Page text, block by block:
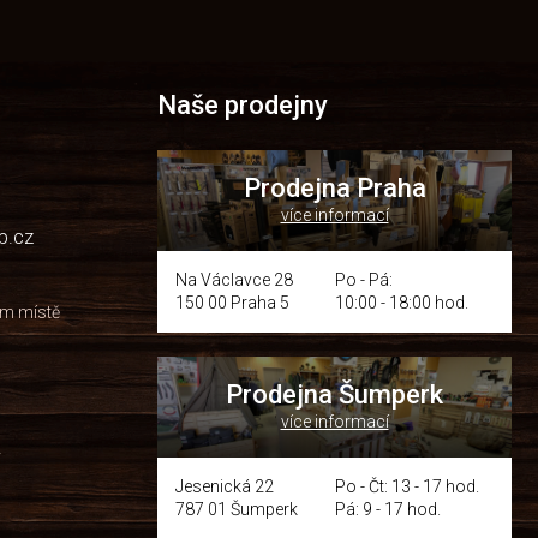
místě
Naše prodejny
Prodejna Praha
více informací
Na Václavce 28
150 00 Praha 5
Po - Pá:
10:00 - 18:00 hod.
Prodejna Šumperk
více informací
Jesenická 22
787 01 Šumperk
Po - Čt: 13 - 17 hod.
Pá: 9 - 17 hod.